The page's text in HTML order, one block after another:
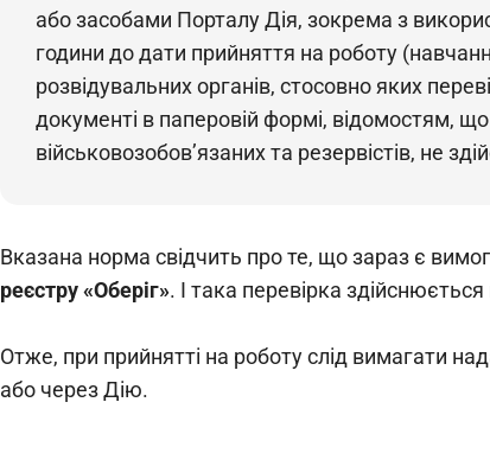
або засобами Порталу Дія, зокрема з
години до дати прийняття на роботу
розвідувальних органів, стосовно яких
документі в паперовій формі, відомостям,
військовозобов’язаних та резервістів, не
Вказана норма свідчить про те, що зараз є
реєстру «Оберіг». І така перевірка
Отже, при прийнятті на роботу слід вимагати
або через Дію.